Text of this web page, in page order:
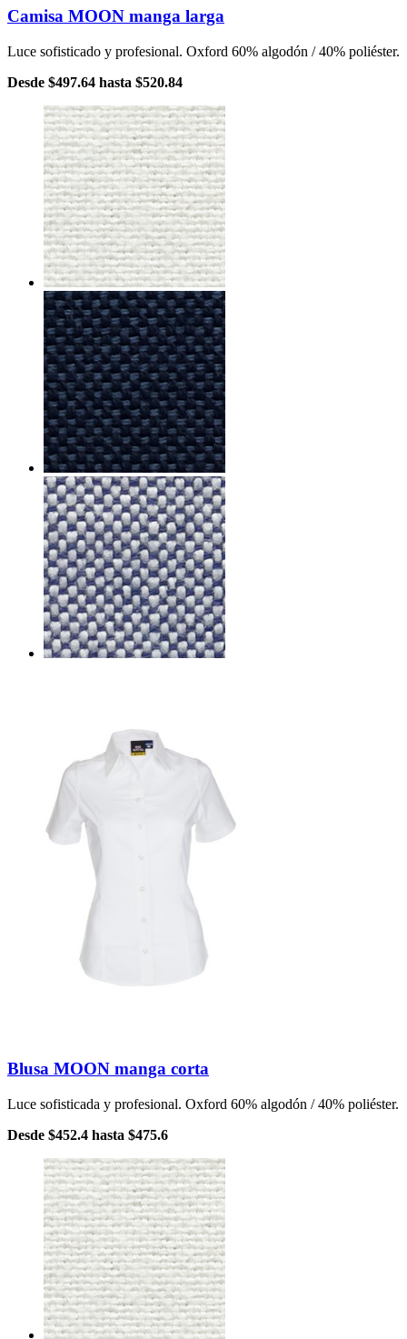
Camisa MOON manga larga
Luce sofisticado y profesional. Oxford 60% algodón / 40% poliéster.
Desde $497.64 hasta $520.84
Blusa MOON manga corta
Luce sofisticada y profesional. Oxford 60% algodón / 40% poliéster.
Desde $452.4 hasta $475.6